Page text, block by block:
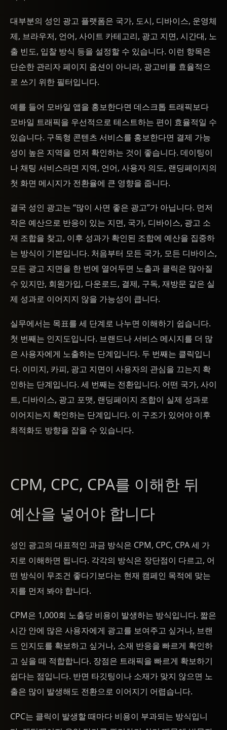
대부분의 성인 광고 플랫폼은 국가, 도시, 디바이스, 운영체
제, 브라우저, 언어, 사이트 카테고리, 광고 지면, 시간대, 노
출 빈도, 입찰 방식 등을 설정할 수 있습니다. 이런 항목은
단순한 관리자 페이지 옵션이 아니라, 광고비를 효율적으
로 쓰기 위한 필터입니다.
예를 들어 모바일 앱을 홍보한다면 데스크톱 트래픽보다
모바일 트래픽을 우선적으로 테스트하는 편이 효율적일 수
있습니다. 구독형 콘텐츠 서비스를 홍보한다면 결제 가능
성이 높은 지역을 먼저 확인하는 것이 좋습니다. 데이팅이
나 채팅 서비스라면 지역, 언어, 사용자 의도, 랜딩페이지의
첫 화면 메시지가 전환율에 큰 영향을 줍니다.
결국 성인 광고는 “많이 사면 좋은 광고”가 아닙니다. 먼저
작은 예산으로 반응이 있는 지면, 국가, 디바이스, 광고 소
재 조합을 찾고, 이후 성과가 확인된 조합에 예산을 집중하
는 방식이 기본입니다. 처음부터 모든 국가, 모든 디바이스,
모든 광고 지면을 한 번에 열어두면 노출과 클릭은 많아질
수 있지만, 회원가입, 다운로드, 결제, 구독, 재방문 같은 실
제 성과로 이어지지 않을 가능성이 큽니다.
실무에서는 목표를 세 단계로 나누면 이해하기 쉽습니다.
첫 번째는 인지도입니다. 브랜드나 서비스 메시지를 더 많
은 사용자에게 노출하는 단계입니다. 두 번째는 클릭입니
다. 이미지, 카피, 광고 지면이 사용자의 관심을 끄는지 확
인하는 단계입니다. 세 번째는 전환입니다. 어떤 국가, 사이
트, 디바이스, 광고 포맷, 랜딩페이지 조합이 실제 성과로
이어지는지 확인하는 단계입니다. 이 구조가 있어야 이후
최적화도 방향을 잡을 수 있습니다.
CPM, CPC, CPA를 이해한 뒤
예산을 넣어야 합니다
성인 광고의 대표적인 과금 방식은 CPM, CPC, CPA 세 가
지로 이해하면 됩니다. 각각의 방식은 장단점이 다르고, 어
떤 방식이 무조건 좋다기보다는 현재 캠페인 목적에 맞는
지를 먼저 봐야 합니다.
CPM은 1,000회 노출당 비용이 발생하는 방식입니다. 짧은
시간 안에 많은 사용자에게 광고를 보여주고 싶거나, 브랜
드 인지도를 확보하고 싶거나, 소재 반응을 빠르게 확인하
고 싶을 때 적합합니다. 장점은 트래픽을 빠르게 확보하기
쉽다는 점입니다. 반면 타깃팅이나 소재가 맞지 않으면 노
출은 많이 발생해도 전환으로 이어지기 어렵습니다.
CPC는 클릭이 발생할 때마다 비용이 부과되는 방식입니